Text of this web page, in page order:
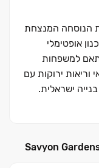
הנוסחה המנצחת
אופטימלי
למשפחות
וריאות ירוקות עם
וניסיון של כ‏– ‏90 שנות בנייה ישראלית.
בכל עולמות
.